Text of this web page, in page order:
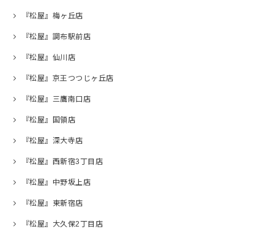
『松屋』梅ヶ丘店
『松屋』調布駅前店
『松屋』仙川店
『松屋』京王つつじヶ丘店
『松屋』三鷹南口店
『松屋』国領店
『松屋』深大寺店
『松屋』西新宿3丁目店
『松屋』中野坂上店
『松屋』東新宿店
『松屋』大久保2丁目店